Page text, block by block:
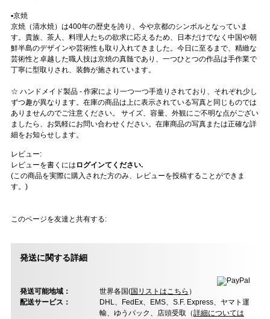
▪️京焼
京焼（清水焼）は400年の歴史を誇り、今や京都のシンボルとなっていま
す。貴族、茶人、料理人たちの欲求に応えるため、日本だけでなく中国や朝
鮮半島のデザインや芸術性も取り入れてきました。今日に至るまで、精緻な
芸術性と卓越した職人技は京焼の真髄であり、一つひとつの作品は手作業で
丁寧に型取りされ、装飾が施されています。
☆ ハンドメイド製品 - 作家により一つ一つ手造りされており、それぞれ少し
ずつ趣が異なります。在庫の商品は上に表示されている写真と同じものでは
ありませんのでご注意ください。 サイズ、容量、外観にご不明な点がござい
ましたら、お気軽にお問い合わせください。在庫商品の写真または正確な詳
細をお知らせします。
レビュー:
レビューを書くには ログインてください.
(この商品を実際に購入された方のみ、レビューを投稿することができま
す。)
このページを友達と共有する:
発送に関する詳細
発送可能地域： 世界各国(国リストはこちら ）
配送サービス：
DHL、FedEx、EMS、S.F. Express、ヤマト運
輸、ゆうパック、店頭受取（詳細については